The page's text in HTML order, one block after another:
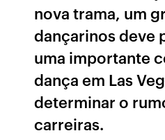
nova trama, um
dançarinos deve
uma importante
dança em Las
determinar o
carreiras.